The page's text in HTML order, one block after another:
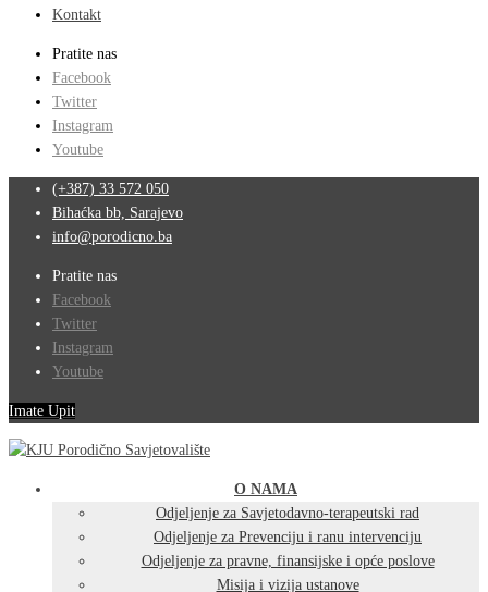
Kontakt
Pratite nas
Facebook
Twitter
Instagram
Youtube
(+387) 33 572 050
Bihaćka bb, Sarajevo
info@porodicno.ba
Pratite nas
Facebook
Twitter
Instagram
Youtube
Imate Upit
O NAMA
Odjeljenje za Savjetodavno-terapeutski rad
Odjeljenje za Prevenciju i ranu intervenciju
Odjeljenje za pravne, finansijske i opće poslove
Misija i vizija ustanove